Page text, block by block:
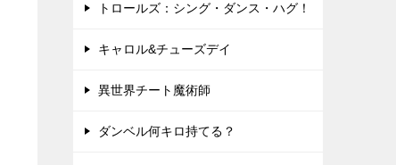
トロールズ：シング・ダンス・ハグ！
キャロル&チューズデイ
異世界チート魔術師
ダンベル何キロ持てる？